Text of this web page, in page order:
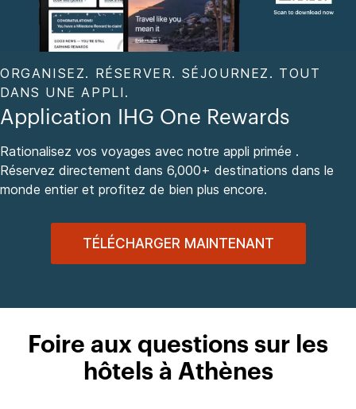
ORGANISEZ. RÉSERVER. SÉJOURNEZ. TOUT
DANS UNE APPLI.
Application IHG One Rewards
Rationalisez vos voyages avec notre appli primée .
Réservez directement dans 6,000+ destinations dans le
monde entier et profitez de bien plus encore.
TÉLÉCHARGER MAINTENANT
Foire aux questions sur les
hôtels à Athènes